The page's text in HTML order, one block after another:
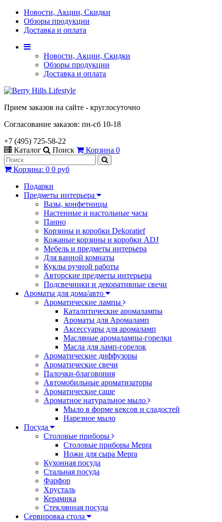
Новости, Акции, Скидки
Обзоры продукции
Доставка и оплата
Новости, Акции, Скидки
Обзоры продукции
Доставка и оплата
Прием заказов на сайте - круглосуточно
Согласование заказов: пн-сб 10-18
+7 (495) 725-58-22
Каталог
Поиск Корзина 0
Корзина: 0 0 руб
Подарки
Предметы интерьера
Вазы, конфетницы
Настенные и настольные часы
Панно
Корзины и коробки Dekoratief
Кожаные корзины и коробки ADJ
Мебель и предметы интерьера
Для ванной комнаты
Куклы ручной работы
Авторские предметы интерьера
Подсвечники и декоративные свечи
Ароматы для дома/авто
Ароматические лампы
Каталитические аромалампы
Ароматы для Аромаламп
Аксессуары для аромаламп
Масляные аромалампы-горелки
Масла для ламп-горелок
Ароматические диффузоры
Ароматические свечи
Палочки-благовония
Автомобильные ароматизаторы
Ароматические саше
Ароматное натуральное мыло
Мыло в форме кексов и сладостей
Нарезное мыло
Посуда
Столовые приборы
Столовые приборы Mepra
Ножи для сыра Mepra
Кухонная посуда
Стальная посуда
Фарфор
Хрусталь
Керамика
Стеклянная посуда
Сервировка стола